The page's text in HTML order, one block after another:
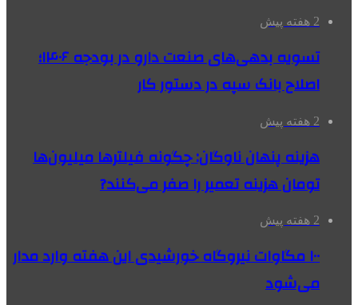
2 هفته پیش
تسویه بدهی‌های صنعت دارو در بودجه ۱۴۰۶؛
اصلاح بانک سپه در دستور کار
2 هفته پیش
هزینه پنهان ناوگان: چگونه فیلترها میلیون‌ها
تومان هزینه تعمیر را صفر می‌کنند?
2 هفته پیش
۱۰۰ مگاوات نیروگاه‌ خورشیدی این هفته وارد مدار
می‌شود